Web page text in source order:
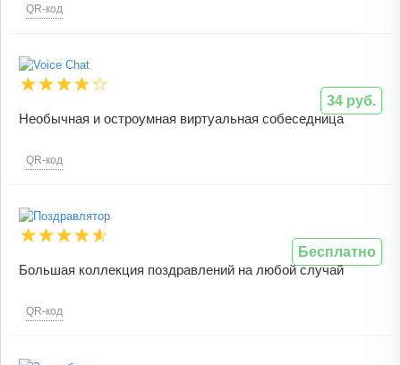
QR-код
Необычная и остроумная виртуальная собеседница
QR-код
34 руб.
Большая коллекция поздравлений на любой случай
QR-код
Бесплатно